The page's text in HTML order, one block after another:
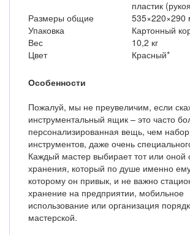
пластик
Размеры общие
535×220×290
Упаковка
Картонный
Вес
10,2 кг
Цвет
Красный*
Особенности
Пожалуй, мы не преувеличим, если
инструментальный ящик – это часто
персонализированная вещь, чем набор
инструментов, даже очень
Каждый мастер выбирает тот или оной
хранения, который по душе именно
которому он привык, и не важно
хранение на предприятии, мобильное
использование или организация
мастерской.